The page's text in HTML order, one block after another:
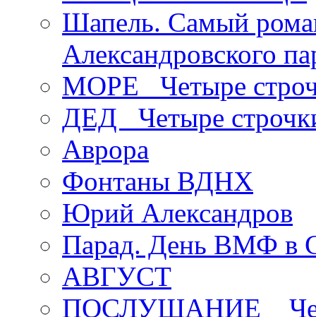
Шапель. Самый
Александровского
МОРЕ _Четыре
ДЕД _Четыре
Аврора
Фонтаны ВДНХ
Юрий Александров
Парад. День ВМФ в
АВГУСТ
ПОСЛУШАНИЕ _